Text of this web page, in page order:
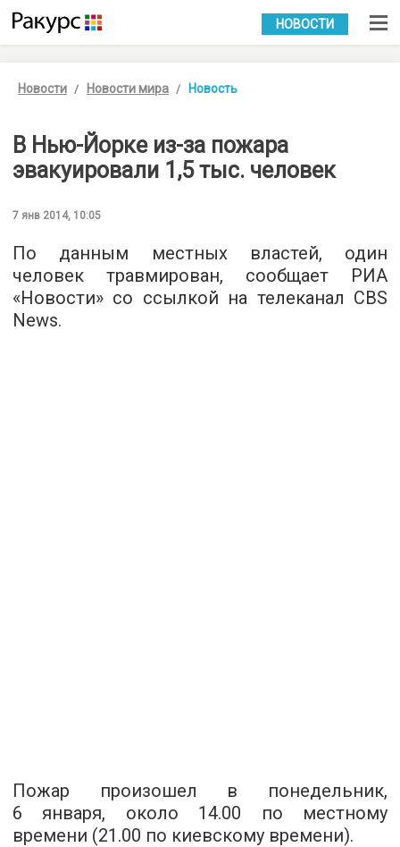
УКР РУС
НОВОСТИ
Новости Новости мира Новость
В Нью-Йорке из-за пожара
эвакуировали 1,5 тыс. человек
7 янв 2014, 10:05
По данным местных властей, один
человек травмирован, сообщает РИА
«Новости» со ссылкой на телеканал CBS
News.
Пожар произошел в понедельник,
6 января, около 14.00 по местному
времени (21.00 по киевскому времени).